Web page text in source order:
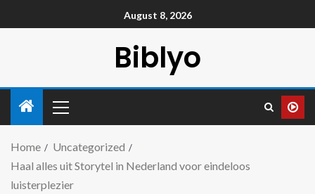
August 8, 2026
Biblyo
Home
Uncategorized
Haal alles uit Storytel in Nederland voor eindeloos
luisterplezier